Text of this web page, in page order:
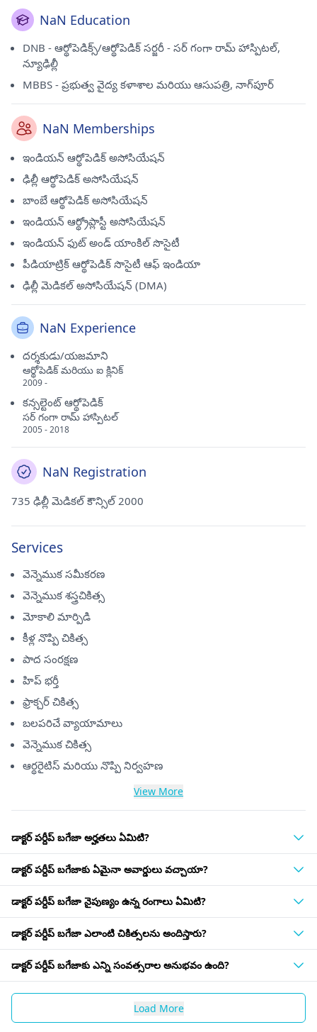
NaN Education
DNB - ఆర్థోపెడిక్స్/ఆర్థోపెడిక్ సర్జరీ - సర్ గంగా రామ్ హాస్పిటల్,
న్యూఢిల్లీ
MBBS - ప్రభుత్వ వైద్య కళాశాల మరియు ఆసుపత్రి, నాగ్‌పూర్
NaN Memberships
ఇండియన్ ఆర్థోపెడిక్ అసోసియేషన్
ఢిల్లీ ఆర్థోపెడిక్ అసోసియేషన్
బాంబే ఆర్థోపెడిక్ అసోసియేషన్
ఇండియన్ ఆర్థ్రోప్లాస్టీ అసోసియేషన్
ఇండియన్ ఫుట్ అండ్ యాంకిల్ సొసైటీ
పీడియాట్రిక్ ఆర్థోపెడిక్ సొసైటీ ఆఫ్ ఇండియా
ఢిల్లీ మెడికల్ అసోసియేషన్ (DMA)
NaN Experience
దర్శకుడు/యజమాని
ఆర్థోపెడిక్ మరియు ఐ క్లినిక్
2009 -
కన్సల్టెంట్ ఆర్థోపెడిక్
సర్ గంగా రామ్ హాస్పిటల్
2005 - 2018
NaN Registration
735 ఢిల్లీ మెడికల్ కౌన్సిల్ 2000
Services
వెన్నెముక సమీకరణ
వెన్నెముక శస్త్రచికిత్స
మోకాలి మార్పిడి
కీళ్ల నొప్పి చికిత్స
పాద సంరక్షణ
హిప్ భర్తీ
ఫ్రాక్చర్ చికిత్స
బలపరిచే వ్యాయామాలు
వెన్నెముక చికిత్స
ఆర్థరైటిస్ మరియు నొప్పి నిర్వహణ
View More
డాక్టర్ పర్దీప్ బగేజా అర్హతలు ఏమిటి?
డాక్టర్ పర్దీప్ బగేజాకు ఏమైనా అవార్డులు వచ్చాయా?
డాక్టర్ పర్దీప్ బగేజా నైపుణ్యం ఉన్న రంగాలు ఏమిటి?
డాక్టర్ పర్దీప్ బగేజా ఎలాంటి చికిత్సలను అందిస్తారు?
డాక్టర్ పర్దీప్ బగేజాకు ఎన్ని సంవత్సరాల అనుభవం ఉంది?
Load More